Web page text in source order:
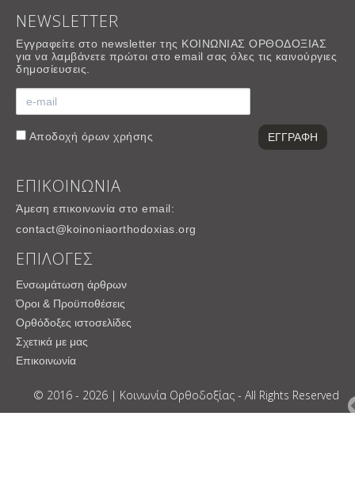
NEWSLETTER
Εγγραφείτε στο newsletter της ΚΟΙΝΩΝΙΑΣ ΟΡΘΟΔΟΞΙΑΣ
για να λαμβάνετε πρώτοι στο email σας όλες τις καινούργιες
δημοσίευσεις.
Αποδοχή όρων χρήσης
ΕΠΙΚΟΙΝΩΝΙΑ
Άμεση επικοινωνία στο email:
contact@koinoniaorthodoxias.org
ΕΠΙΛΟΓΕΣ
Ενσωμάτωση άρθρων
Όροι & Προϋποθέσεις
Ορθόδοξες ιστοσελίδες
Σχετικά με μας
Επικοινωνία
© 2016 - 2026 | Κοινωνία Ορθοδοξίας - All Rights Reserved